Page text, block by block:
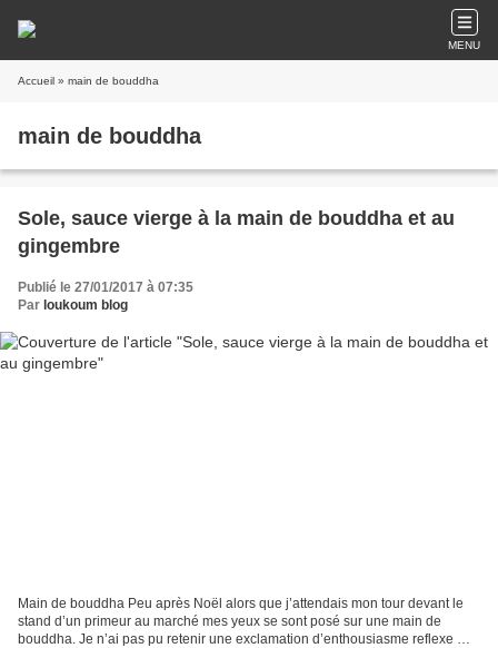
MENU
Accueil » main de bouddha
main de bouddha
Sole, sauce vierge à la main de bouddha et au
gingembre
Publié le 27/01/2017 à 07:35
Par loukoum blog
Main de bouddha Peu après Noël alors que j’attendais mon tour devant le
stand d’un primeur au marché mes yeux se sont posé sur une main de
bouddha. Je n’ai pas pu retenir une exclamation d’enthousiasme reflexe me